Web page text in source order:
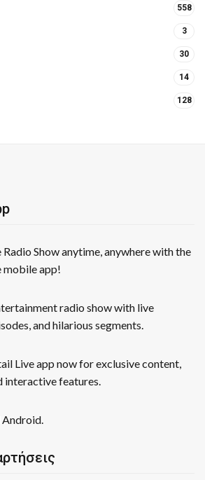
558
3
30
14
128
Show anytime, anywhere with the
app!
radio show with live
and hilarious segments.
Live app now for exclusive content,
interactive features.
Android.